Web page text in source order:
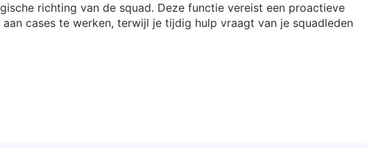
richting van de squad. Deze functie vereist een proactieve
cases te werken, terwijl je tijdig hulp vraagt van je squadleden